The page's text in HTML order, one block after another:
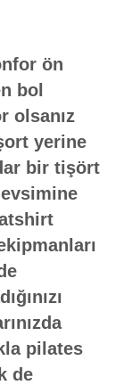
ön
bol
olsanız
yerine
bir tişört
pilates
de